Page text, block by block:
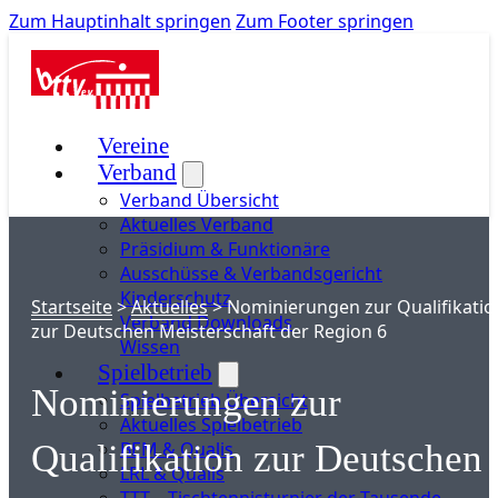
Zum Hauptinhalt springen Zum Footer springen
Vereine
Verband
Verband Übersicht
Aktuelles Verband
Präsidium & Funktionäre
Ausschüsse & Verbandsgericht
Kinderschutz
Verband Downloads
Wissen
Spielbetrieb
Spielbetrieb Übersicht
Aktuelles Spielbetrieb
BEM & Qualis
LRL & Qualis
Startseite>Aktuelles>Nominierungen zur
zur Deutschen Meisterschaft der Region 6
Nominierungen zur
Qualifikation zur Deutschen